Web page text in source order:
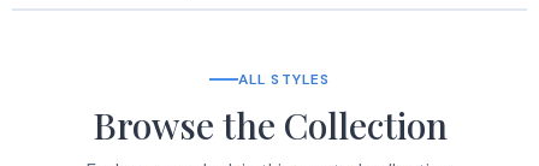
ALL STYLES
Browse the Collection